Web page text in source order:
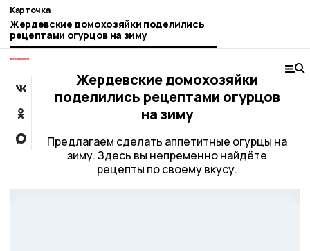
Карточка
Жердевские домохозяйки поделились
рецептами огурцов на зиму
Жердевские домохозяйки
поделились рецептами огурцов
на зиму
Предлагаем сделать аппетитные огурцы на
зиму. Здесь вы непременно найдёте
рецепты по своему вкусу.